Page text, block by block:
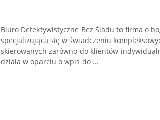
Biuro Detektywistyczne Bez Śladu to firma o
specjalizująca się w świadczeniu
skierowanych zarówno do klientów
działa w oparciu o wpis do ...